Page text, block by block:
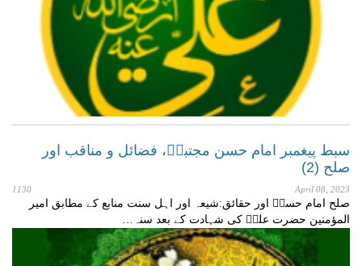
سبط پیغمبر امام حسن مجتبیؑ، فضائل و مناقب اور
صلح (2)
April 08, 2023
1130
صلح امام حسنؑ اور حقائق:شیعہ اور اہل سنت منابع کے مطابق امیر
المؤمنین حضرت علیؑ کی شہادت کے بعد سنہ…